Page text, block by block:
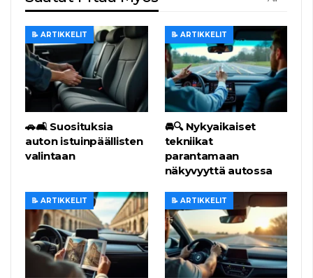
📝 ARTIKKELIT
🚗🛋️ Suosituksia
auton istuinpäällisten
valintaan
📝 ARTIKKELIT
🚘🔍 Nykyaikaiset
tekniikat
parantamaan
näkyvyyttä autossa
📝 ARTIKKELIT 📝 ARTIKKELIT